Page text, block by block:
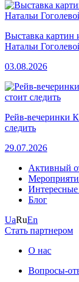
Выставка картин
Натальи
03.08.2026
Рейв-вечеринки
следить
29.07.2026
Активный
Интересные
Блог
UaRuEn
Стать партнером
О нас
Вопросы-